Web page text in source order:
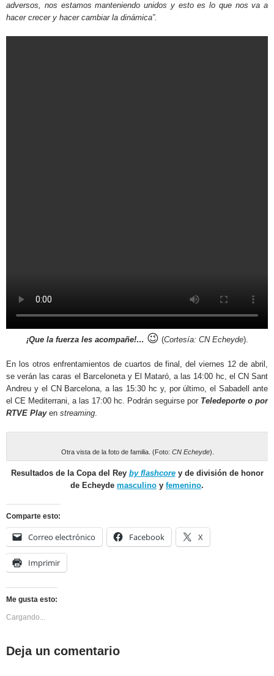
adversos, nos estamos manteniendo unidos y esto es lo que nos va a
hacer crecer y hacer cambiar la dinámica”.
¡Que la fuerza les acompañe!… 😉 (Cortesía: CN Echeyde).
En los otros enfrentamientos de cuartos de final, del viernes 12 de abril,
se verán las caras el Barceloneta y El Mataró, a las 14:00 hc, el CN Sant
Andreu y el CN Barcelona, a las 15:30 hc y, por último, el Sabadell ante
el CE Mediterrani, a las 17:00 hc. Podrán seguirse por Teledeporte o por
RTVE Playen streaming.
Otra vista de la foto de familia. (Foto: CN Echeyde).
Resultados de la Copa del Rey by flashcorey de división de honor
de Echeyde masculino y femenino.
Comparte esto:
Correo electrónico Facebook X
Imprimir
Me gusta esto:
Cargando...
Deja un comentario